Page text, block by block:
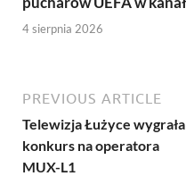
4 sierpnia 2026
PREVIOUS ARTICLE
Telewizja Łużyce wygrała
konkurs na operatora
MUX-L1